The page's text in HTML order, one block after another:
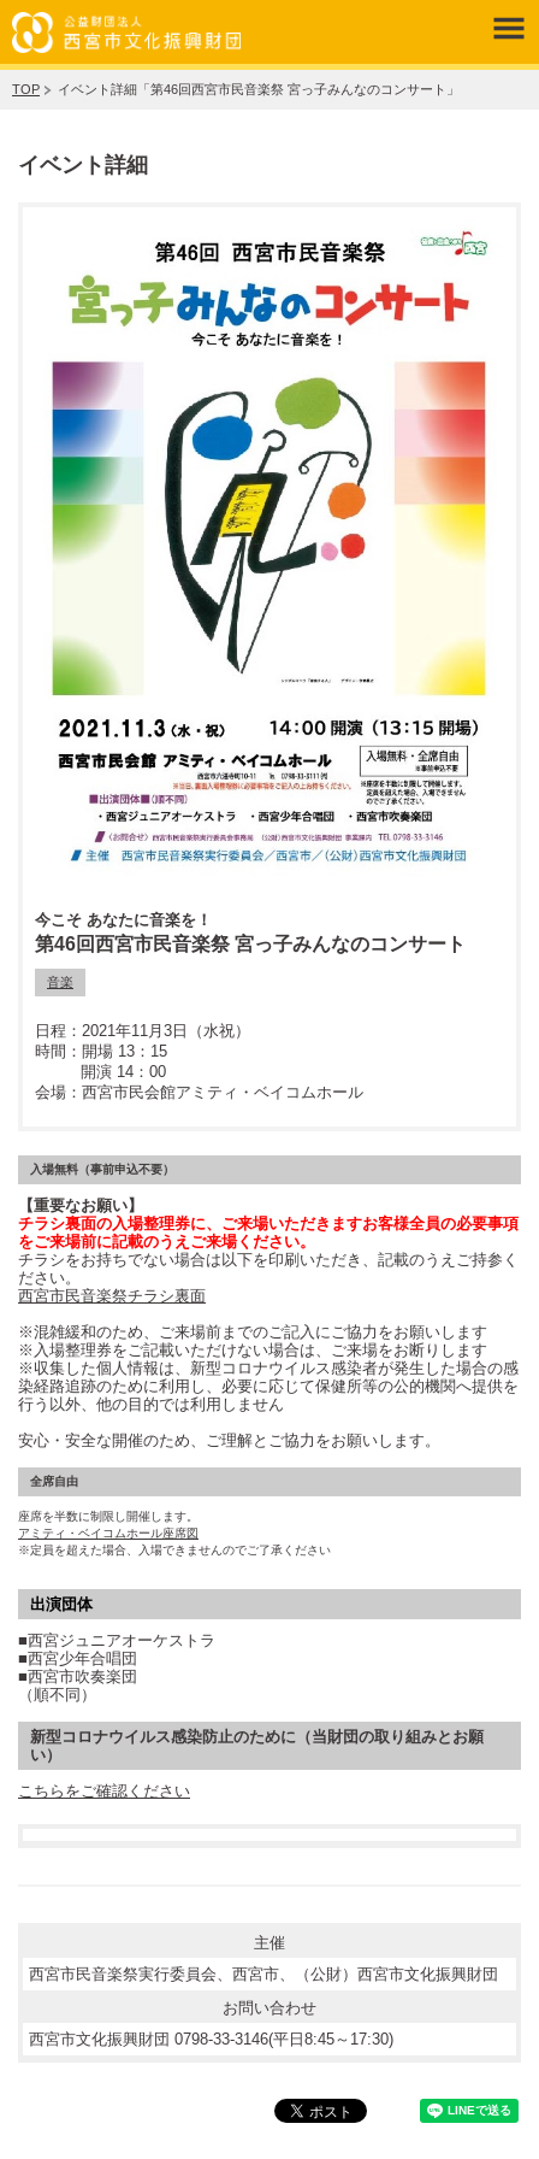
TOP イベント詳細「第46回西宮市民音楽祭 宮っ子みんなのコンサート」
イベント詳細
今こそ あなたに音楽を！
第46回西宮市民音楽祭 宮っ子みんなのコンサート
音楽
2021年11月3日（水祝）
開場 13：15
開演 14：00
西宮市民会館アミティ・ベイコムホール
入場無料（事前申込不要）
【重要なお願い】
チラシ裏面の入場整理券に、ご来場いただきますお客様全員の必要事項
をご来場前に記載のうえご来場ください。
チラシをお持ちでない場合は以下を印刷いただき、記載のうえご持参く
ださい。
西宮市民音楽祭チラシ裏面
※混雑緩和のため、ご来場前までのご記入にご協力をお願いします
※入場整理券をご記載いただけない場合は、ご来場をお断りします
※収集した個人情報は、新型コロナウイルス感染者が発生した場合の感
染経路追跡のために利用し、必要に応じて保健所等の公的機関へ提供を
行う以外、他の目的では利用しません
安心・安全な開催のため、ご理解とご協力をお願いします。
全席自由
座席を半数に制限し開催します。
アミティ・ベイコムホール座席図
※定員を超えた場合、入場できませんのでご了承ください
出演団体
■西宮ジュニアオーケストラ
■西宮少年合唱団
■西宮市吹奏楽団
（順不同）
新型コロナウイルス感染防止のために（当財団の取り組みとお願
い）
こちらをご確認ください
主催
西宮市民音楽祭実行委員会、西宮市、（公財）西宮市文化振興財団
お問い合わせ
西宮市文化振興財団 0798-33-3146(平日8:45～17:30)